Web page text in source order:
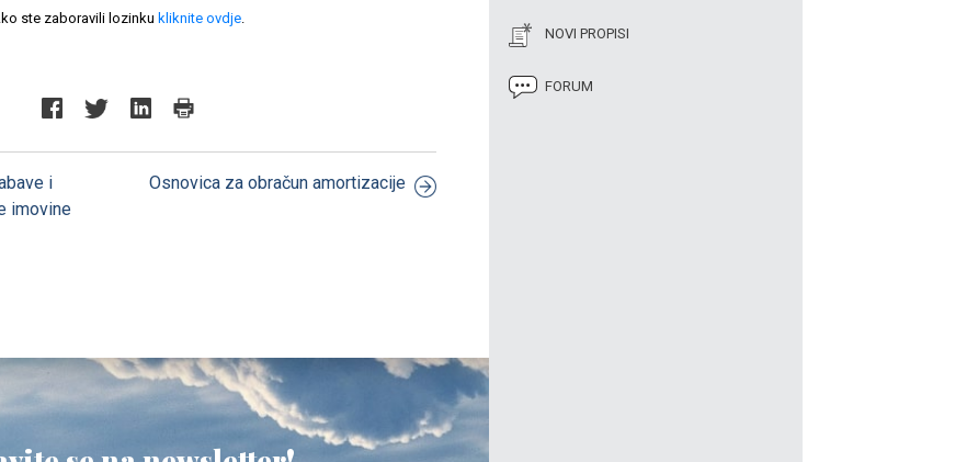
NOVI PROPISI
FORUM
ste zaboravili lozinku kliknite ovdje.
i
imovine
Osnovica za obračun amortizacije